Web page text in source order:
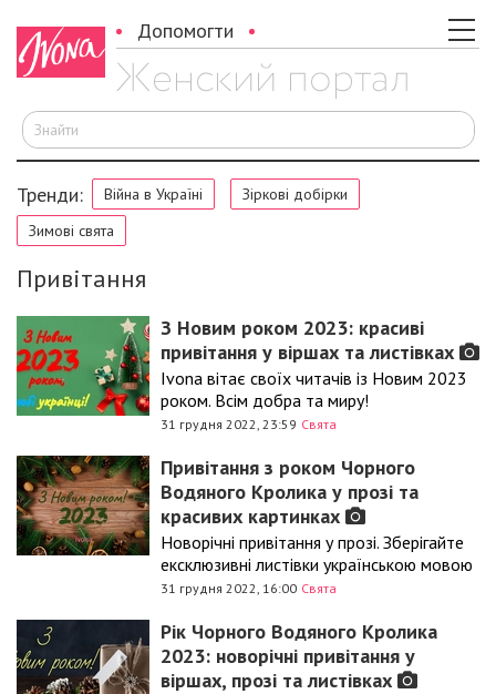
Допомогти
Тренди: Війна в Україні
Зіркові добірки
Зимові свята
Привітання
З Новим роком 2023: красиві
привітання у віршах та листівках
Ivona вітає своїх читачів із Новим 2023
роком. Всім добра та миру!
31 грудня 2022, 23:59 Свята
Привітання з роком Чорного
Водяного Кролика у прозі та
красивих картинках
Новорічні привітання у прозі. Зберігайте
ексклюзивні листівки українською мовою
31 грудня 2022, 16:00 Свята
Рік Чорного Водяного Кролика
2023: новорічні привітання у
віршах, прозі та листівках